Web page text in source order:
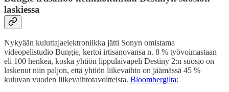
laskiessa
Nykyään kuluttajaelektroniikka jätti Sonyn omistama
videopelistudio Bungie, kertoi irtisanovansa n. 8 % työvoimastaan
eli 100 henkeä, koska yhtiön lippulaivapeli Destiny 2:n suosio on
laskenut niin paljon, että yhtiön liikevaihto on jäämässä 45 %
kuluvan vuoden liikevaihtotavoitteista. Bloombergilta: